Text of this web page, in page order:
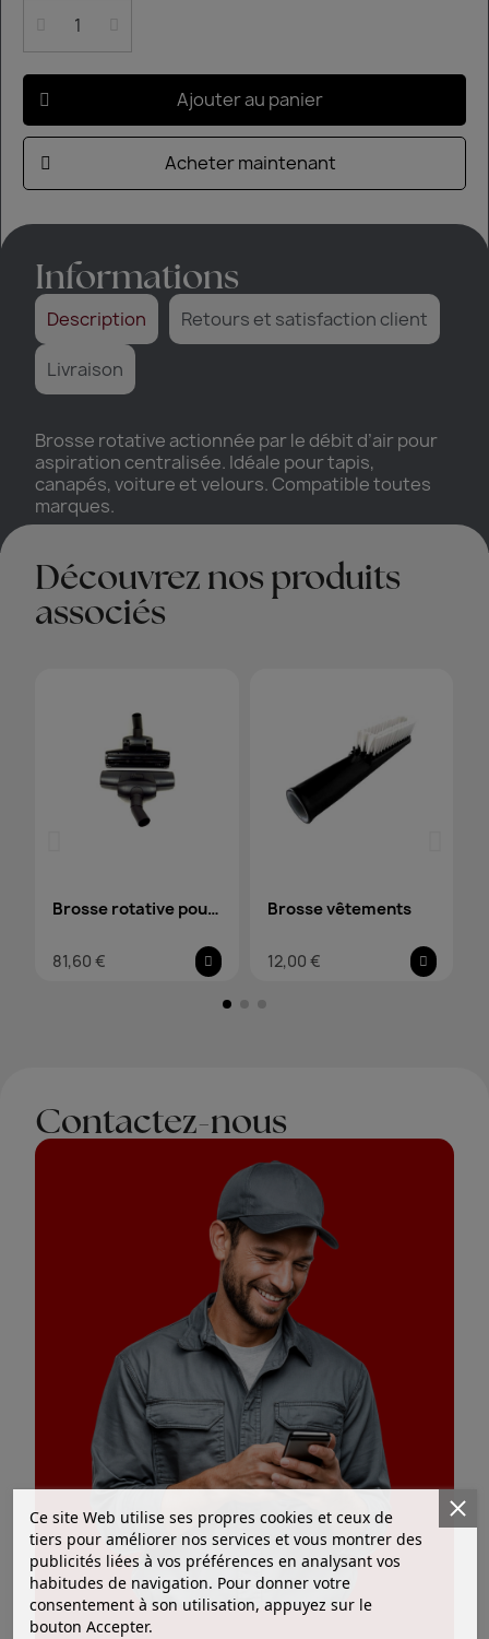
Ajouter au panier
Acheter maintenant
Informations
Description Retours et satisfaction client
Livraison
Brosse rotative actionnée par le débit d’air pour
aspiration centralisée. Idéale pour tapis,
canapés, voiture et velours. Compatible toutes
marques.
Découvrez nos produits
associés
Brosse rotative pour
moyenne
81,60 €
Brosse vêtements
12,00 €
Contactez-nous
Ce site Web utilise ses propres cookies et ceux de
tiers pour améliorer nos services et vous montrer des
publicités liées à vos préférences en analysant vos
habitudes de navigation. Pour donner votre
consentement à son utilisation, appuyez sur le
bouton Accepter.